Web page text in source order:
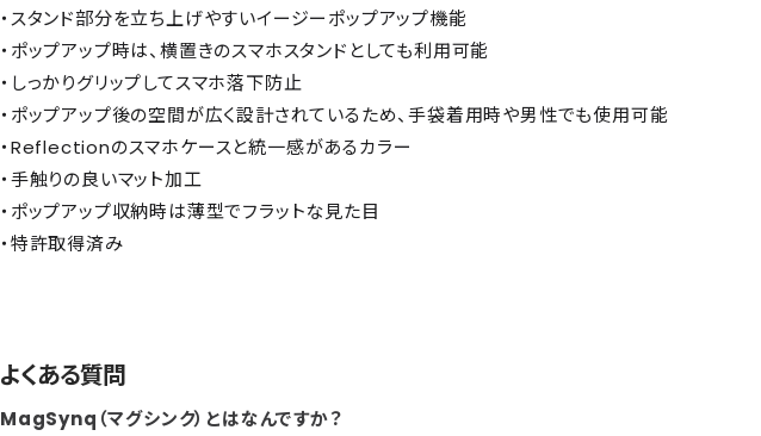
・スタンド部分を立ち上げやすいイージーポップアップ機能
・ポップアップ時は、横置きのスマホスタンドとしても利用可能
・しっかりグリップしてスマホ落下防止
・ポップアップ後の空間が広く設計されているため、手袋着用時や男性でも使用可能
・Reflectionのスマホケースと統一感があるカラー
・手触りの良いマット加工
・ポップアップ収納時は薄型でフラットな見た目
・特許取得済み
よくある質問
MagSynq（マグシンク）とはなんですか？